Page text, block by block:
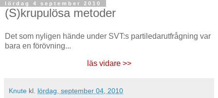
lördag 4 september 2010
(S)krupulösa metoder
Det som nyligen hände under SVT:s partiledarutfrågning var
bara en förövning...
läs vidare >>
Knute kl. lördag, september 04, 2010